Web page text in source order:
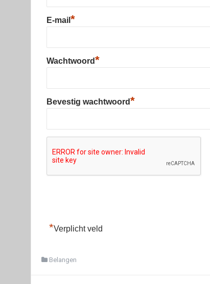
E-mail *
Wachtwoord*
Bevestig wachtwoord*
*Verplicht veld
Belangen